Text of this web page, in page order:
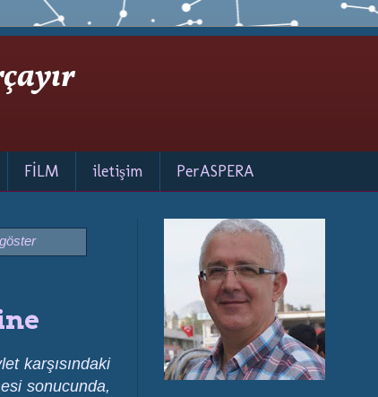
FİLM iletişim PerASPERA
karşısındaki
sonucunda,